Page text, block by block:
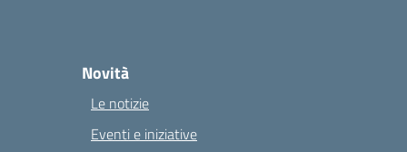
Novità
Le notizie
Eventi e iniziative